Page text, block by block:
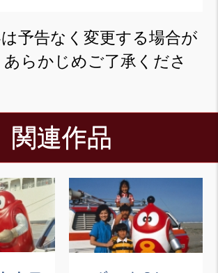
予告なく変更する場合が
らかじめご了承くださ
関連作品